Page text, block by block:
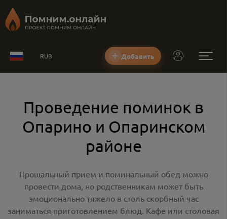
RUB Добавить
Проведение поминок в
Опарино и Опаринском
районе
Прощальный прием и поминальный обед можно
провести дома, но родственникам может быть
эмоционально тяжело в столь скорбный час
заниматься приготовлением блюд. Кафе или столовая